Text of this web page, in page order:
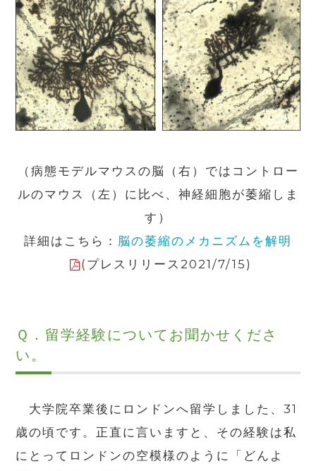
（病態モデルマウスの脳（右）ではコントロー
ルのマウス（左）に比べ、神経細胞が萎縮しま
す）
詳細はこちら： 脳の萎縮のメカニズムを解明
(プレスリリース2021/7/15)
Ｑ．留学経験についてお聞かせくださ
い。
大学院卒業後にロンドンへ留学しました、31
歳の頃です。正直に言いますと、その経験は私
にとってロンドンの空模様のように「どんよ